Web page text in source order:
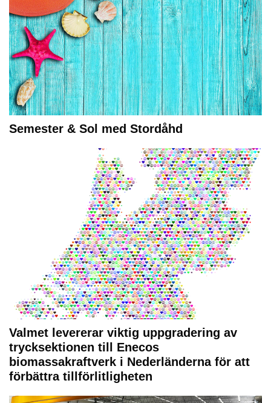
Semester & Sol med Stordåhd
Valmet levererar viktig uppgradering av
trycksektionen till Enecos
biomassakraftverk i Nederländerna för att
förbättra tillförlitligheten